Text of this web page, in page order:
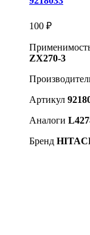
100 ₽
ZX270-3
Артикул
Аналоги
Бренд